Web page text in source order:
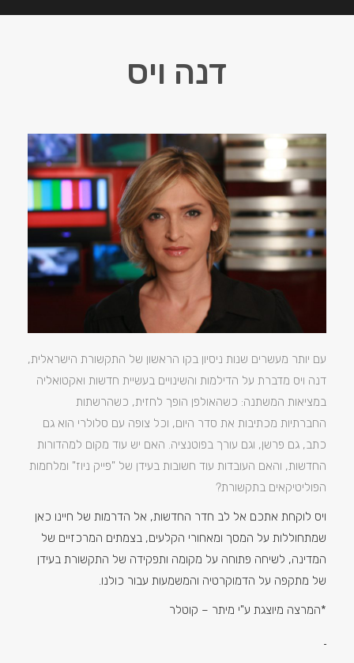
דנה ויס
עם יותר מעשרים שנות ניסיון בקו הראשון של התקשורת הישראלית,
דנה ויס מדברת על הדילמות והשינויים בעשיית חדשות ואקטואליה
במציאות המשתנה: כשהאולפן הופך לחזית, כשהרשתות
החברתיות מכתיבות את סדר היום, וכל צופה עם סלולרי הוא גם
כתב, גם פרשן, וגם עורך בפוטנציה. האם יש עוד מקום למהדורות
החדשות, והאם העובדות עוד חשובות בעידן של "פייק ניוז" ומלחמות
הפוליטיקאים בתקשורת?
ויס לוקחת אתכם אל לב חדר החדשות, אל הדרמות של חיינו כאן
שמתחוללות על המסך ומאחורי הקלעים, בצמתים המרכזיים של
המדינה, לשיחה פתוחה על מקומה ותפקידה של התקשורת בעידן
של מתקפה על הדמוקרטיה והמשמעות עבור כולנו.
*המרצה מיוצגת ע"י מיתר – קוטלר